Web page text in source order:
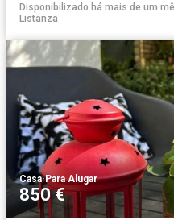
Disponibilizado há mais de um
Listanza
Casa·Para Alugar
850 €